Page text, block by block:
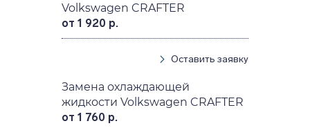
Volkswagen CRAFTER
от 1 920 р.
Оставить заявку
Замена охлаждающей
жидкости Volkswagen CRAFTER
от 1 760 р.